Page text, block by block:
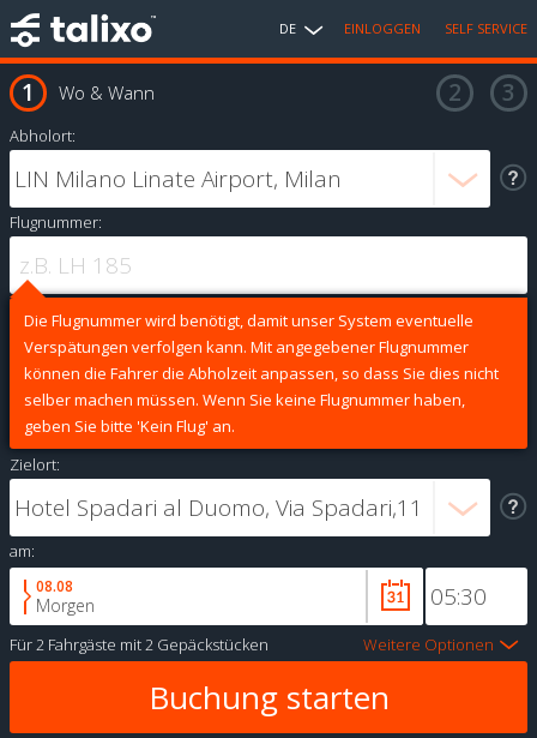
DE EINLOGGEN SELF SERVICE
Wo & Wann
Abholort:
Flugnummer:
Die Flugnummer wird benötigt, damit unser System eventuelle
Verspätungen verfolgen kann. Mit angegebener Flugnummer
können die Fahrer die Abholzeit anpassen, so dass Sie dies nicht
selber machen müssen. Wenn Sie keine Flugnummer haben,
geben Sie bitte 'Kein Flug' an.
Zielort:
am:
08.08
Morgen
Für2 Fahrgäste mit2 Gepäckstücken Weitere Optionen